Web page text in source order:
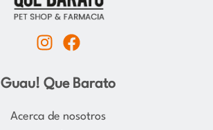
I
s
t
a
F
c
e
b
Guau! Que Barato
Acerca de nosotros